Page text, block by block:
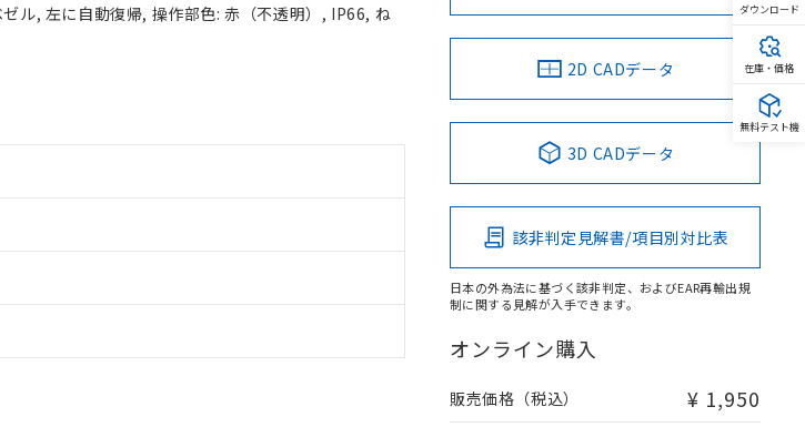
ル, 左に自動復帰, 操作部色: 赤（不透明）, IP66, ね
2D CADデータ
3D CADデータ
該非判定見解書/項目別対比表
日本の外為法に基づく該非判定、およびEAR再輸出規
制に関する見解が入手できます。
オンライン購入
販売価格（税込） ¥ 1,950
ダウンロード
在庫・価格
無料テスト機